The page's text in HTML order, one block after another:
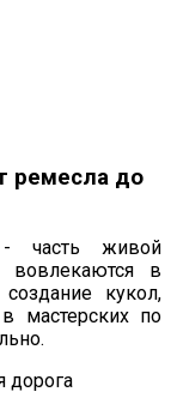
ремесла до
- часть живой
вовлекаются в
кукол,
мастерских по